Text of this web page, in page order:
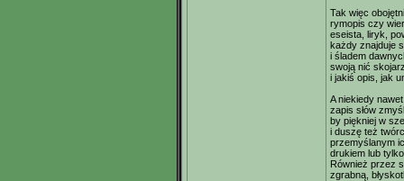
Tak więc
rymopis czy
eseista, liryk,
każdy znajduje
i śladem
swoją nić
i jakiś opis, jak
A niekiedy
zapis słów
by piękniej w
i duszę też
przemyślanym
drukiem lub
Również przez
zgrabną,